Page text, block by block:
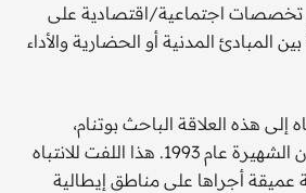
اجتماعية/اقتصادية على
بين المبادئ المدنية أو الحضارية والأداء
إلى هذه العلاقة الباحث بوتنام،
ونشرته جامعة برنستون الشهيرة عام 1993. هذا اللفت للانتباه
عميقة أجراها على مناطق إيطالية